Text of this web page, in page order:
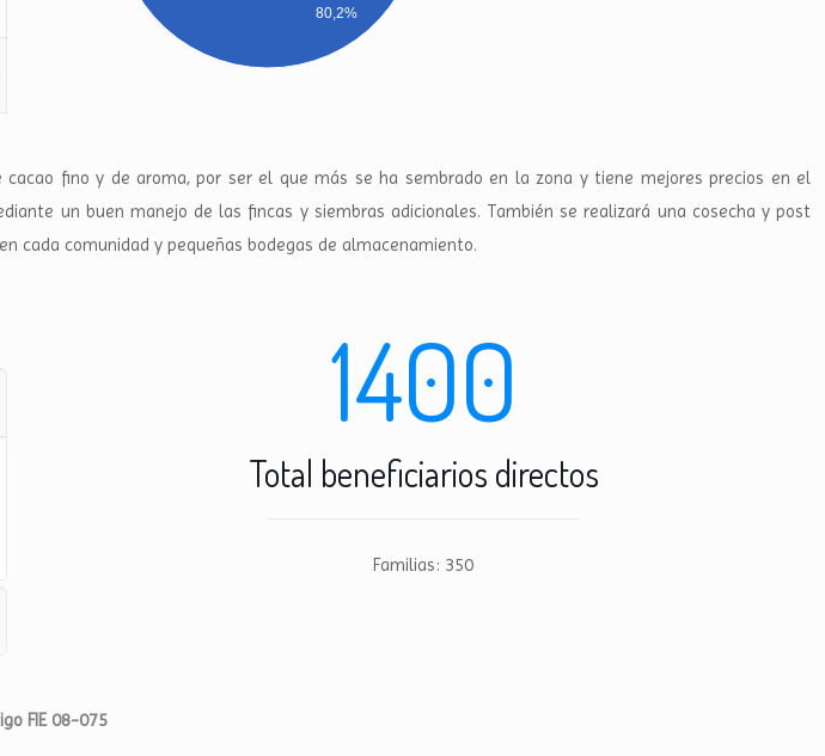
80,2%
fino y de aroma, por ser el que más se ha sembrado en la zona y tiene mejores precios en el
un buen manejo de las fincas y siembras adicionales. También se realizará una cosecha y post
cada comunidad y pequeñas bodegas de almacenamiento.
1400
Total beneficiarios directos
Familias: 350
FIE 08-075